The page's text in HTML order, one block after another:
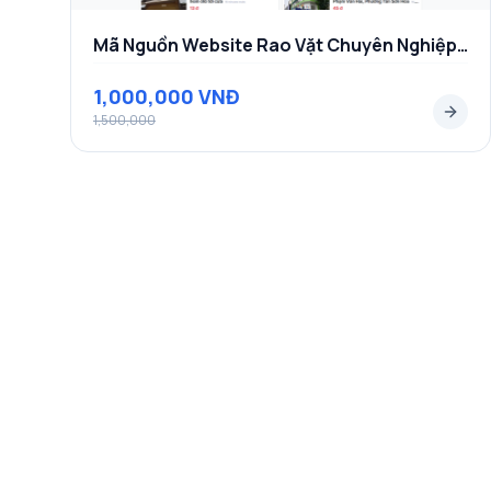
chuyên mục và sẵn sàng xuất bản.
Công cụ tối ưu hóa kiếm tiền MMO & Bố trí
Mã nguồn RingVip được tối ưu hóa sẵn các vị
để giúp bạn gia tăng tối đa doanh thu:
Popup đếm ngược tải file (Download
Mã Nguồn Website Rao Vặt Chuyên Nghiệp – Theme WordPress Rao Vặt Tích Hợp Thanh Toán Tự Động
1,000,000 VNĐ
1,500,000